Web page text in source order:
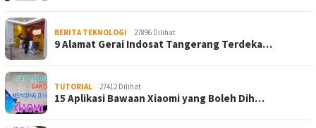
BERITA TEKNOLOGI 27896 Dilihat
9 Alamat Gerai Indosat Tangerang Terdeka…
TUTORIAL 27412 Dilihat
15 Aplikasi Bawaan Xiaomi yang Boleh Dih…